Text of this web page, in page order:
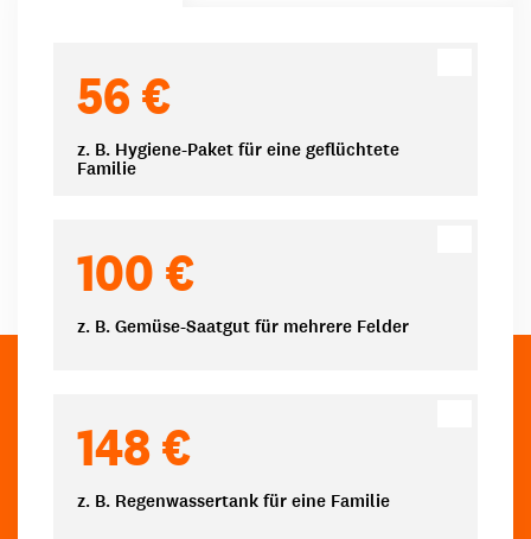
56 €
z. B. Hygiene-Paket für eine geflüchtete
Familie
100 €
z. B. Gemüse-Saatgut für mehrere Felder
148 €
z. B. Regenwassertank für eine Familie